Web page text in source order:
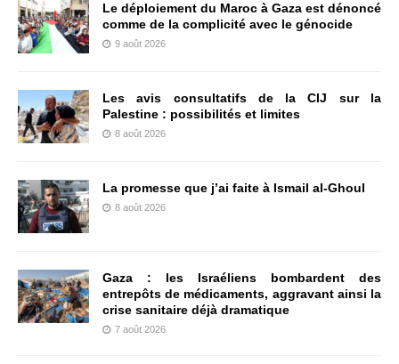
Le déploiement du Maroc à Gaza est dénoncé
comme de la complicité avec le génocide
9 août 2026
Les avis consultatifs de la CIJ sur la
Palestine : possibilités et limites
8 août 2026
La promesse que j’ai faite à Ismail al-Ghoul
8 août 2026
Gaza : les Israéliens bombardent des
entrepôts de médicaments, aggravant ainsi la
crise sanitaire déjà dramatique
7 août 2026